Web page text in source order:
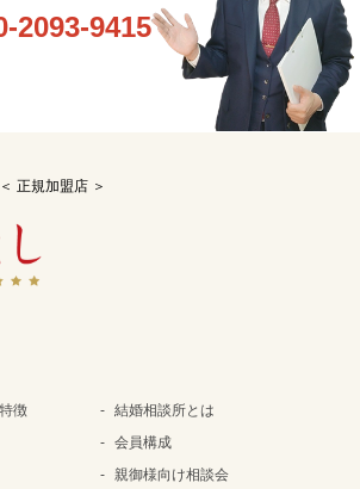
2093-9415
正規加盟店 ＞
徴
結婚相談所とは
会員構成
親御様向け相談会